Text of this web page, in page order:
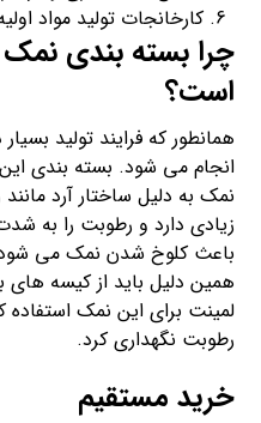
کارخانجات تولید مواد
چرا بسته بندی
است؟
همانطور که فرایند تولید
انجام می شود. بسته بندی
نمک به دلیل ساختار آرد
زیادی دارد و رطوبت را به
باعث کلوخ شدن نمک می
همین دلیل باید از کیسه
لمینت برای این نمک
رطوبت نگهداری کرد.
خرید مستقیم